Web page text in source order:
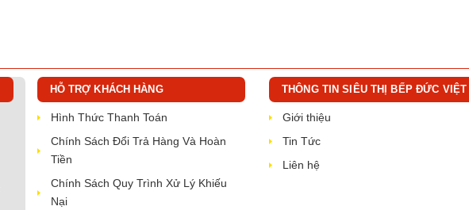
HỖ TRỢ KHÁCH HÀNG
Hình Thức Thanh Toán
Chính Sách Đổi Trả Hàng Và Hoàn
Tiền
Chính Sách Quy Trình Xử Lý Khiếu
Nại
THÔNG TIN SIÊU THỊ BẾP ĐỨC VIỆT
Giới thiệu
Tin Tức
Liên hệ